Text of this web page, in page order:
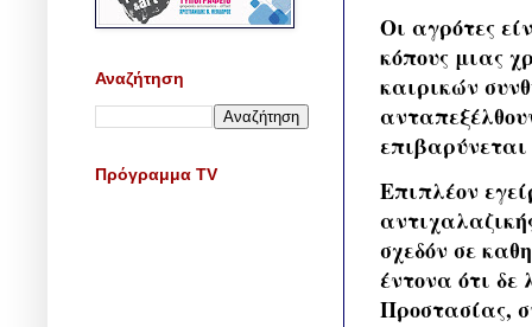
Οι αγρότες
κόπους μιας
καιρικών
Επιπλέον
σχεδόν σε
έντονα ότι
Προστασίας,
Αναζήτηση
Πρόγραμμα TV